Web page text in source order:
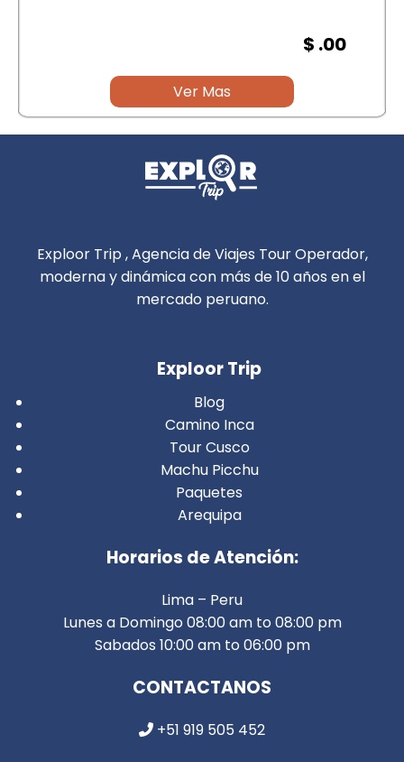
$ .00
Ver Mas
Exploor Trip , Agencia de Viajes Tour Operador,
moderna y dinámica con más de 10 años en el
mercado peruano.
Exploor Trip
Blog
Camino Inca
Tour Cusco
Machu Picchu
Paquetes
Arequipa
Horarios de Atención:
Lima – Peru
Lunes a Domingo 08:00 am to 08:00 pm
Sabados 10:00 am to 06:00 pm
CONTACTANOS
+51 919 505 452